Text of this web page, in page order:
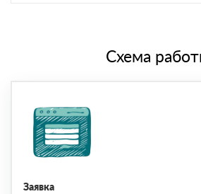
Схема
Заявка